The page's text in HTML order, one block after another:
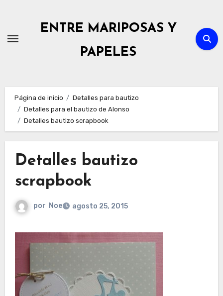
contenido
ENTRE MARIPOSAS Y
PAPELES
Página de inicio
Detalles para bautizo
Detalles para el bautizo de Alonso
Detalles bautizo scrapbook
Detalles bautizo
scrapbook
por Noe agosto 25, 2015